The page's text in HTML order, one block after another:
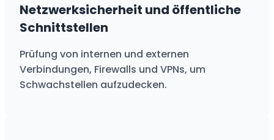
Netzwerksicherheit und öffentliche
Schnittstellen
Prüfung von internen und externen
Verbindungen, Firewalls und VPNs, um
Schwachstellen aufzudecken.